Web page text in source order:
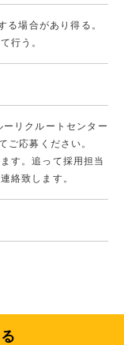
場合があり得る。
行う。
リクルートセンター
応募ください。
す。追って採用担当
絡致します。